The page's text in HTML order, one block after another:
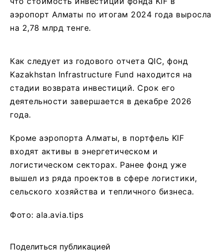
аэропорт Алматы по итогам 2024 года выросла
на 2,78 млрд тенге.
Как следует из годового отчета QIC, фонд
Kazakhstan Infrastructure Fund находится на
стадии возврата инвестиций. Срок его
деятельности завершается в декабре 2026
года.
Кроме аэропорта Алматы, в портфель KIF
входят активы в энергетическом и
логистическом секторах. Ранее фонд уже
вышел из ряда проектов в сфере логистики,
сельского хозяйства и тепличного бизнеса.
Фото: ala.avia.tips
Поделиться публикацией